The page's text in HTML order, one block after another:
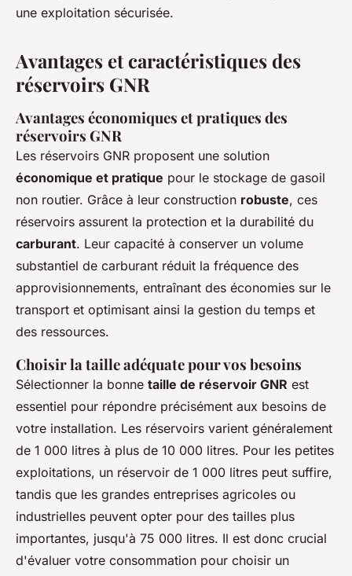
une exploitation sécurisée.
Avantages et caractéristiques des
réservoirs GNR
Avantages économiques et pratiques des
réservoirs GNR
Les réservoirs GNR proposent une solution
économique et pratique pour le stockage de gasoil
non routier. Grâce à leur construction robuste, ces
réservoirs assurent la protection et la durabilité du
carburant. Leur capacité à conserver un volume
substantiel de carburant réduit la fréquence des
approvisionnements, entraînant des économies sur le
transport et optimisant ainsi la gestion du temps et
des ressources.
Choisir la taille adéquate pour vos besoins
Sélectionner la bonne taille de réservoir GNR est
essentiel pour répondre précisément aux besoins de
votre installation. Les réservoirs varient généralement
de 1 000 litres à plus de 10 000 litres. Pour les petites
exploitations, un réservoir de 1 000 litres peut suffire,
tandis que les grandes entreprises agricoles ou
industrielles peuvent opter pour des tailles plus
importantes, jusqu'à 75 000 litres. Il est donc crucial
d'évaluer votre consommation pour choisir un